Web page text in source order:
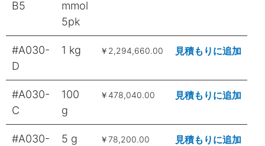
B5
mmol
5pk
#A030-
D
1 kg ￥2,294,660.00 見積もりに追加
#A030-
C
100
g
￥478,040.00 見積もりに追加
#A030-
5 g ￥78,200.00 見積もりに追加